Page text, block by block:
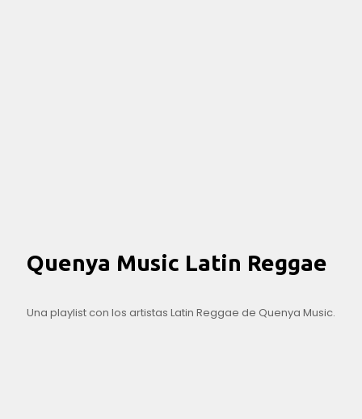
Quenya Music Latin Reggae
Una playlist con los artistas Latin Reggae de Quenya Music.